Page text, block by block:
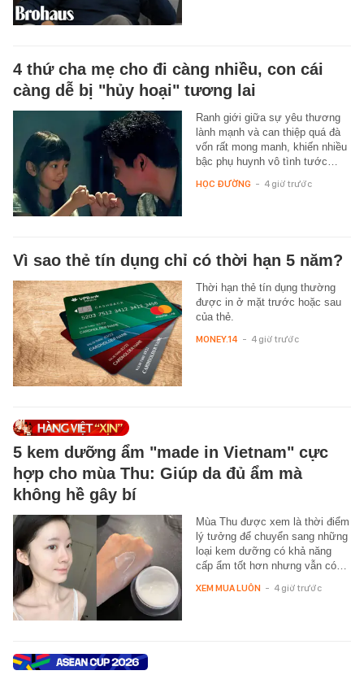
4 thứ cha mẹ cho đi càng nhiều, con cái
càng dễ bị "hủy hoại" tương lai
Ranh giới giữa sự yêu thương
lành mạnh và can thiệp quá đà
vốn rất mong manh, khiến nhiều
bậc phụ huynh vô tình tước…
HỌC ĐƯỜNG - 4 giờ trước
Vì sao thẻ tín dụng chỉ có thời hạn 5 năm?
Thời hạn thẻ tín dụng thường
được in ở mặt trước hoặc sau
của thẻ.
MONEY.14 - 4 giờ trước
5 kem dưỡng ẩm "made in Vietnam" cực
hợp cho mùa Thu: Giúp da đủ ẩm mà
không hề gây bí
Mùa Thu được xem là thời điểm
lý tưởng để chuyển sang những
loại kem dưỡng có khả năng
cấp ẩm tốt hơn nhưng vẫn có…
XEM MUA LUÔN - 4 giờ trước